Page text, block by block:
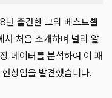
년 출간한 그의 베스트셀
처음 소개하며 널리 알
데이터를 분석하여 이 패
상임을 발견했습니다.